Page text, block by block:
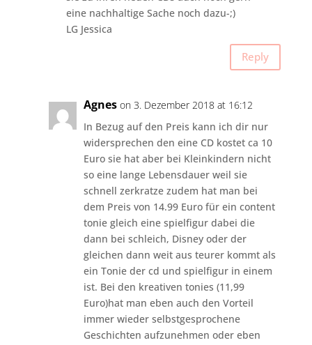
eine nachhaltige Sache noch dazu-;)
LG Jessica
Reply
Agnes on 3. Dezember 2018 at 16:12
In Bezug auf den Preis kann ich dir nur
widersprechen den eine CD kostet ca 10
Euro sie hat aber bei Kleinkindern nicht
so eine lange Lebensdauer weil sie
schnell zerkratze zudem hat man bei
dem Preis von 14.99 Euro für ein content
tonie gleich eine spielfigur dabei die
dann bei schleich, Disney oder der
gleichen dann weit aus teurer kommt als
ein Tonie der cd und spielfigur in einem
ist. Bei den kreativen tonies (11,99
Euro)hat man eben auch den Vorteil
immer wieder selbstgesprochene
Geschichten aufzunehmen oder eben